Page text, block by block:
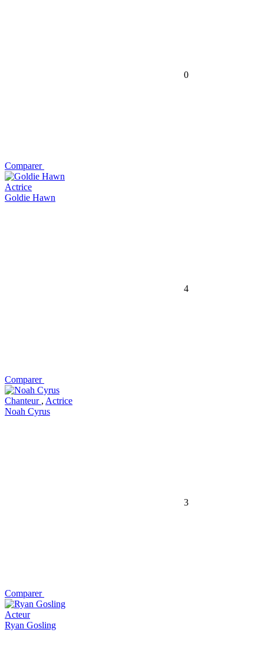
0
Comparer
Actrice
Goldie Hawn
4
Comparer
Chanteur , Actrice
Noah Cyrus
3
Comparer
Acteur
Ryan Gosling